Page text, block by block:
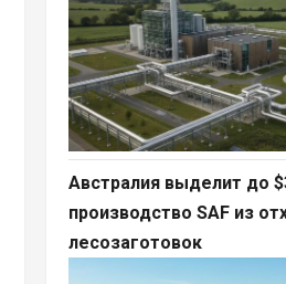
Австралия выделит до
производство SAF из
лесозаготовок